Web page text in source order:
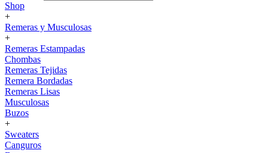
Shop
+
Remeras y Musculosas
+
Remeras Estampadas
Chombas
Remeras Tejidas
Remera Bordadas
Remeras Lisas
Musculosas
Buzos
+
Sweaters
Canguros